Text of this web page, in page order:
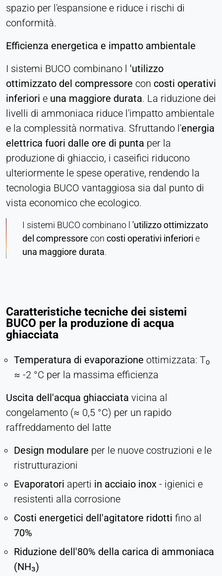
spazio per l'espansione e riduce i rischi di
conformità.
Efficienza energetica e impatto ambientale
I sistemi BUCO combinano l 'utilizzo
ottimizzato del compressore con costi operativi
inferiori e una maggiore durata. La riduzione dei
livelli di ammoniaca riduce l'impatto ambientale
e la complessità normativa. Sfruttando l'energia
elettrica fuori dalle ore di punta per la
produzione di ghiaccio, i caseifici riducono
ulteriormente le spese operative, rendendo la
tecnologia BUCO vantaggiosa sia dal punto di
vista economico che ecologico.
I sistemi BUCO combinano l 'utilizzo ottimizzato
del compressore con costi operativi inferiori e
una maggiore durata.
Caratteristiche tecniche dei sistemi
BUCO per la produzione di acqua
ghiacciata
Temperatura di evaporazione ottimizzata: T₀
≈ -2 °C per la massima efficienza
Uscita dell'acqua ghiacciata vicina al
congelamento (≈ 0,5 °C) per un rapido
raffreddamento del latte
Design modulare per le nuove costruzioni e le
ristrutturazioni
Evaporatori aperti in acciaio inox - igienici e
resistenti alla corrosione
Costi energetici dell'agitatore ridotti fino al
70%
Riduzione dell'80% della carica di ammoniaca
(NH₃)